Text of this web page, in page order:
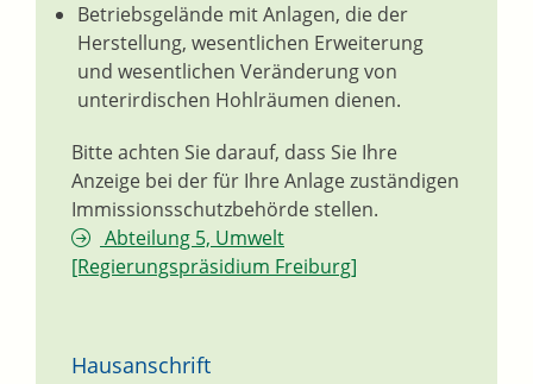
Betriebsgelände mit Anlagen, die der
Herstellung, wesentlichen Erweiterung
und wesentlichen Veränderung von
unterirdischen Hohlräumen dienen.
Bitte achten Sie darauf, dass Sie Ihre
Anzeige bei der für Ihre Anlage zuständigen
Immissionsschutzbehörde stellen.
Abteilung 5, Umwelt
[Regierungspräsidium Freiburg]
Hausanschrift